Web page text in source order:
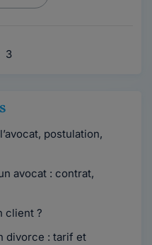
3
postulation,
avocat : contrat,
client ?
divorce : tarif et